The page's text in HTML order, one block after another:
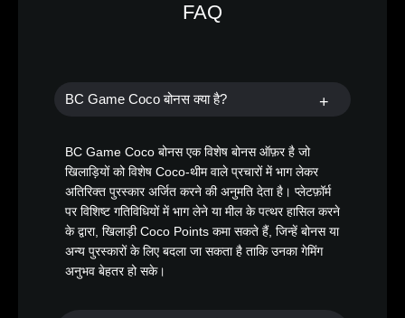
FAQ
BC Game Coco बोनस क्या है?
BC Game Coco बोनस एक विशेष बोनस ऑफ़र है जो
खिलाड़ियों को विशेष Coco-थीम वाले प्रचारों में भाग लेकर
अतिरिक्त पुरस्कार अर्जित करने की अनुमति देता है। प्लेटफ़ॉर्म
पर विशिष्ट गतिविधियों में भाग लेने या मील के पत्थर हासिल करने
के द्वारा, खिलाड़ी Coco Points कमा सकते हैं, जिन्हें बोनस या
अन्य पुरस्कारों के लिए बदला जा सकता है ताकि उनका गेमिंग
अनुभव बेहतर हो सके।